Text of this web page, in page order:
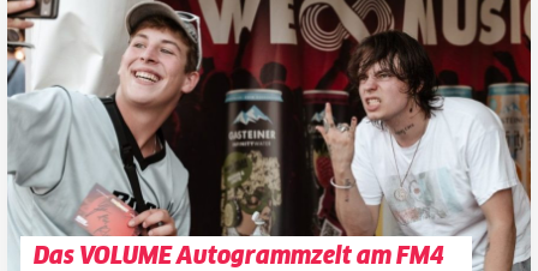
Das VOLUME Autogrammzelt am FM4